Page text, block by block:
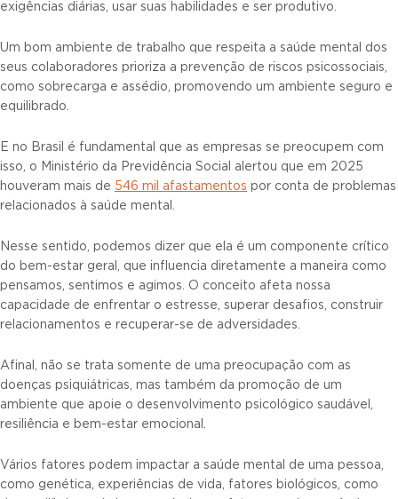
exigências diárias, usar suas habilidades e ser produtivo.
Um bom ambiente de trabalho que respeita a saúde mental dos
seus colaboradores prioriza a prevenção de riscos psicossociais,
como sobrecarga e assédio, promovendo um ambiente seguro e
equilibrado.
E no Brasil é fundamental que as empresas se preocupem com
isso, o Ministério da Previdência Social alertou que em 2025
houveram mais de 546 mil afastamentos por conta de problemas
relacionados à saúde mental.
Nesse sentido, podemos dizer que ela é um componente crítico
do bem-estar geral, que influencia diretamente a maneira como
pensamos, sentimos e agimos. O conceito afeta nossa
capacidade de enfrentar o estresse, superar desafios, construir
relacionamentos e recuperar-se de adversidades.
Afinal, não se trata somente de uma preocupação com as
doenças psiquiátricas, mas também da promoção de um
ambiente que apoie o desenvolvimento psicológico saudável,
resiliência e bem-estar emocional.
Vários fatores podem impactar a saúde mental de uma pessoa,
como genética, experiências de vida, fatores biológicos, como